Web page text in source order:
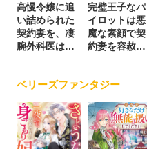
高慢令嬢に追
い詰められた
契約妻を、凄
腕外科医はこ
完璧王子なパ
イロットは悪
魔な素顔で契
約妻を容赦な
ベリーズファンタジー